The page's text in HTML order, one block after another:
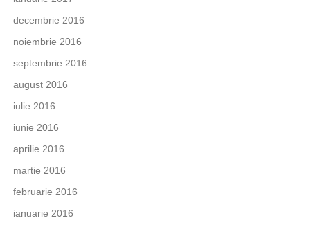
decembrie 2016
noiembrie 2016
septembrie 2016
august 2016
iulie 2016
iunie 2016
aprilie 2016
martie 2016
februarie 2016
ianuarie 2016